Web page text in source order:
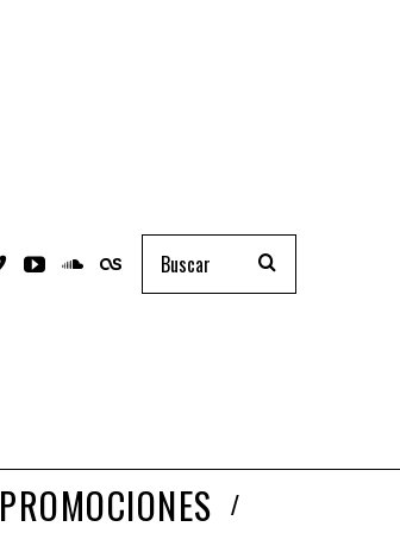
PROMOCIONES